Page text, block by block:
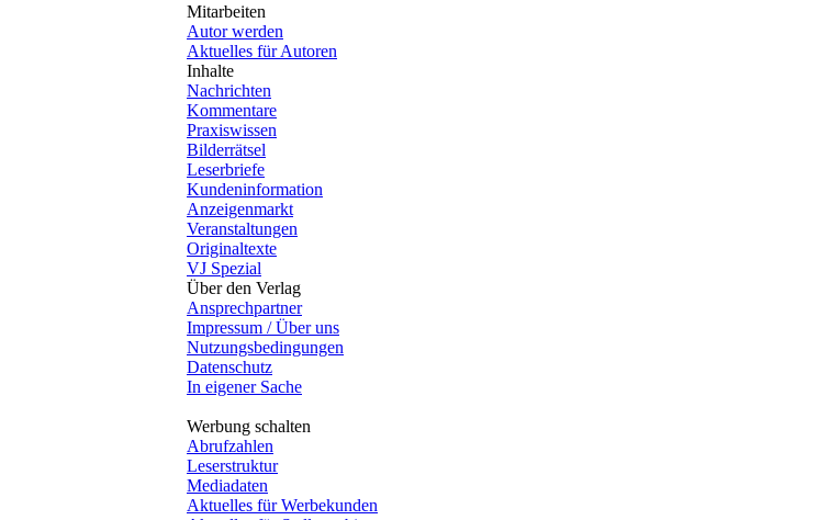
Mitarbeiten
Autor werden
Aktuelles für Autoren
Inhalte
Nachrichten
Kommentare
Praxiswissen
Bilderrätsel
Leserbriefe
Kundeninformation
Anzeigenmarkt
Veranstaltungen
Originaltexte
VJ Spezial
Über den Verlag
Ansprechpartner
Impressum / Über uns
Nutzungsbedingungen
Datenschutz
In eigener Sache
Werbung schalten
Abrufzahlen
Leserstruktur
Mediadaten
Aktuelles für Werbekunden